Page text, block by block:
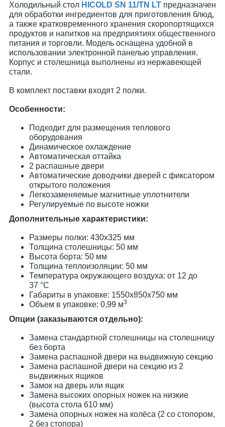
Холодильный стол HICOLD SN 11/TN LT предназначен
для обработки ингредиентов для приготовления блюд,
а также кратковременного хранения скоропортящихся
продуктов и напитков на предприятиях общественного
питания и торговли. Модель оснащена удобной в
использовании электронной панелью управления.
Корпус и столешница выполнены из нержавеющей
стали.
В комплект поставки входят 2 полки.
Особенности:
Подходит для размещения теплового
оборудования
Динамическое охлаждение
Автоматическая оттайка
2 распашные двери
Автоматические доводчики дверей с фиксатором
открытого положения
Легкозаменяемые магнитные уплотнители
Регулируемые по высоте ножки
Дополнительные характеристики:
Размеры полки: 430х325 мм
Толщина столешницы: 50 мм
Высота борта: 50 мм
Толщина теплоизоляции: 50 мм
Температура окружающего воздуха: от 12 до
37 °C
Габариты в упаковке: 1550х850х750 мм
Объем в упаковке: 0,99 м3
Опции (заказываются отдельно):
Замена стандартной столешницы на столешницу
без борта
Замена распашной двери на выдвижную секцию
Замена распашной двери на секцию из 2
выдвижных ящиков
Замок на дверь или ящик
Замена высоких опорных ножек на низкие
(высота стола 610 мм)
Замена опорных ножек на колёса (2 со стопором,
2 без стопора)